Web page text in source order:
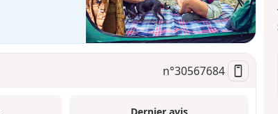
n°30567684
Dernier avis